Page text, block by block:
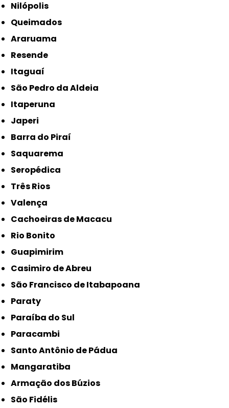
Nilópolis
Queimados
Araruama
Resende
Itaguaí
São Pedro da Aldeia
Itaperuna
Japeri
Barra do Piraí
Saquarema
Seropédica
Três Rios
Valença
Cachoeiras de Macacu
Rio Bonito
Guapimirim
Casimiro de Abreu
São Francisco de Itabapoana
Paraty
Paraíba do Sul
Paracambi
Santo Antônio de Pádua
Mangaratiba
Armação dos Búzios
São Fidélis